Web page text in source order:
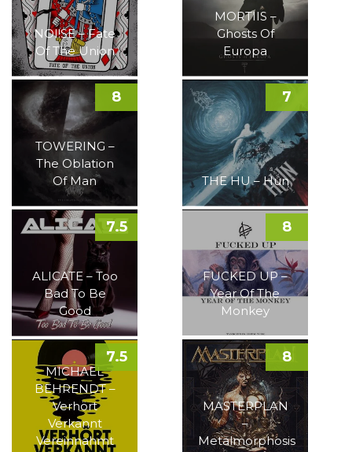
NOI!SE – Fate
Of The Union
MORTIIS –
Ghosts Of
Europa
TOWERING –
The Oblation
Of Man
8
THE HU – Hun
7
ALICATE – Too
Bad To Be
Good
7.5
FUCKED UP –
Year Of The
Monkey
8
MICHAEL
BEHRENDT –
Verhört
Verkannt
Vereinnahmt
7.5
MASTERPLAN
–
Metalmorphosis
8